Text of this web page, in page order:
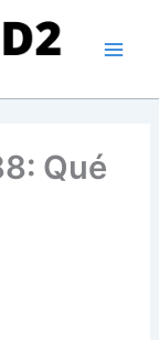
Qué